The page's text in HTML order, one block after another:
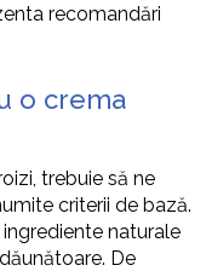
recomandări
o crema
trebuie să ne
criterii de bază.
naturale
De